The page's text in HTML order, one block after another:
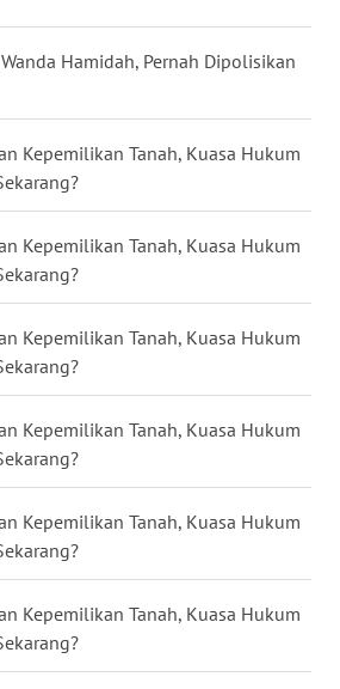
Hamidah, Pernah Dipolisikan
Kepemilikan Tanah, Kuasa Hukum
Kepemilikan Tanah, Kuasa Hukum
Kepemilikan Tanah, Kuasa Hukum
Kepemilikan Tanah, Kuasa Hukum
Kepemilikan Tanah, Kuasa Hukum
Kepemilikan Tanah, Kuasa Hukum